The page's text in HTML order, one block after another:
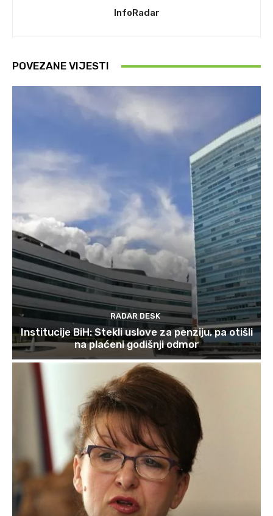
InfoRadar
POVEZANE VIJESTI
RADAR DESK
Institucije BiH: Stekli uslove za penziju, pa otišli
na plaćeni godišnji odmor